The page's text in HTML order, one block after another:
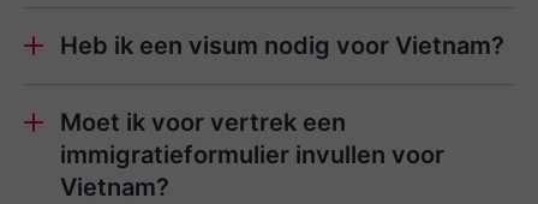
Heb ik een visum nodig voor Vietnam?
Moet ik voor vertrek een
immigratieformulier invullen voor
Vietnam?